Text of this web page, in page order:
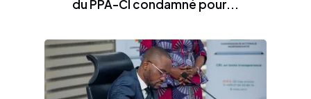
du PPA-CI condamné pour...